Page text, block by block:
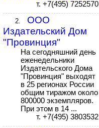
т. +7(495) 7252570
2.
ООО
Издательский Дом
"Провинция"
На сегодняшний день
еженедельники
Издательского Дома
"Провинция" выходят
в 25 регионах России
общим тиражом около
800000 экземпляров.
При этом в 14 ...
т. +7(495) 3803532